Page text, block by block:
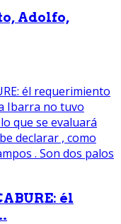
Adolfo,
él